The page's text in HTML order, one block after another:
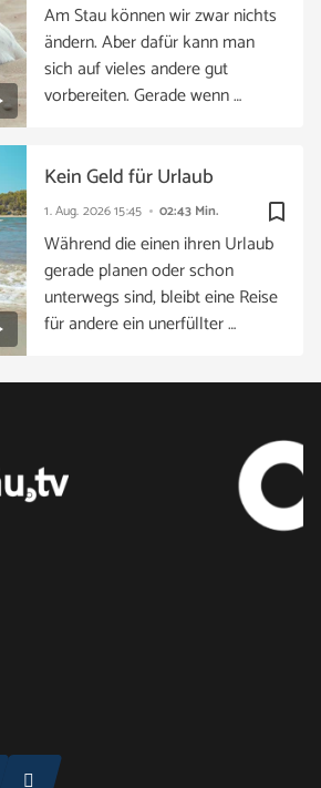
Am Stau können wir zwar nichts
ändern. Aber dafür kann man
sich auf vieles andere gut
vorbereiten. Gerade wenn …
bookmark_border
1. Aug. 202615:45 02:43 Min.
Kein Geld für Urlaub
Während die einen ihren Urlaub
gerade planen oder schon
unterwegs sind, bleibt eine Reise
für andere ein unerfüllter …